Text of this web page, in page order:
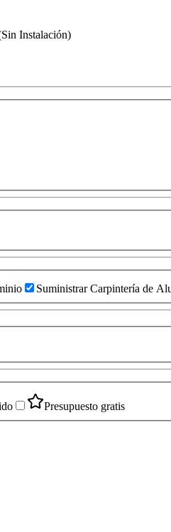
Instalación)
Suministrar Carpintería de
Presupuesto gratis